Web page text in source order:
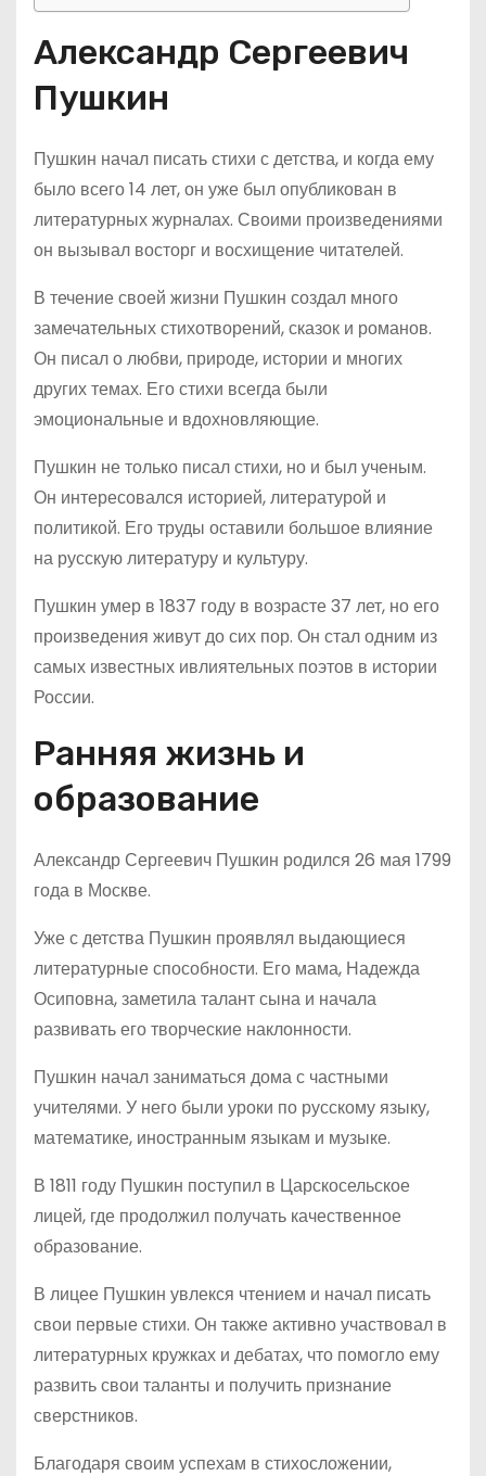
Александр Сергеевич
Пушкин
Пушкин начал писать стихи с детства, и когда ему
было всего 14 лет, он уже был опубликован в
литературных журналах. Своими произведениями
он вызывал восторг и восхищение читателей.
В течение своей жизни Пушкин создал много
замечательных стихотворений, сказок и романов.
Он писал о любви, природе, истории и многих
других темах. Его стихи всегда были
эмоциональные и вдохновляющие.
Пушкин не только писал стихи, но и был ученым.
Он интересовался историей, литературой и
политикой. Его труды оставили большое влияние
на русскую литературу и культуру.
Пушкин умер в 1837 году в возрасте 37 лет, но его
произведения живут до сих пор. Он стал одним из
самых известных ивлиятельных поэтов в истории
России.
Ранняя жизнь и
образование
Александр Сергеевич Пушкин родился 26 мая 1799
года в Москве.
Уже с детства Пушкин проявлял выдающиеся
литературные способности. Его мама, Надежда
Осиповна, заметила талант сына и начала
развивать его творческие наклонности.
Пушкин начал заниматься дома с частными
учителями. У него были уроки по русскому языку,
математике, иностранным языкам и музыке.
В 1811 году Пушкин поступил в Царскосельское
лицей, где продолжил получать качественное
образование.
В лицее Пушкин увлекся чтением и начал писать
свои первые стихи. Он также активно участвовал в
литературных кружках и дебатах, что помогло ему
развить свои таланты и получить признание
сверстников.
Благодаря своим успехам в стихосложении,